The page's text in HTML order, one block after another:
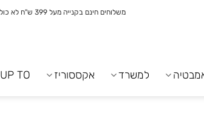
משלוחים חינם בקנייה מעל 399 ש"ח לא כולל ריהוט
למשרד אקססוריז UP TO